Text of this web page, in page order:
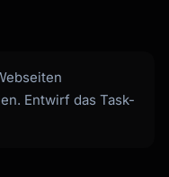
Entwirf das Task-